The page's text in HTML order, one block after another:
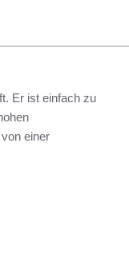
Er ist einfach zu
einer